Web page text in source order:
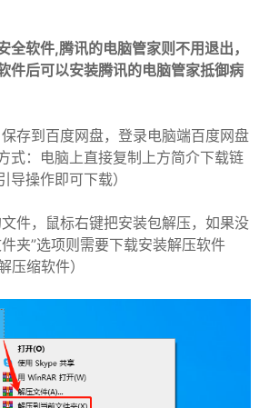
全软件,腾讯的电脑管家则不用退出，
件后可以安装腾讯的电脑管家抵御病
存到百度网盘，登录电脑端百度网盘
式：电脑上直接复制上方简介下载链
导操作即可下载）
件，鼠标右键把安装包解压，如果没
夹”选项则需要下载安装解压软件
压缩软件）